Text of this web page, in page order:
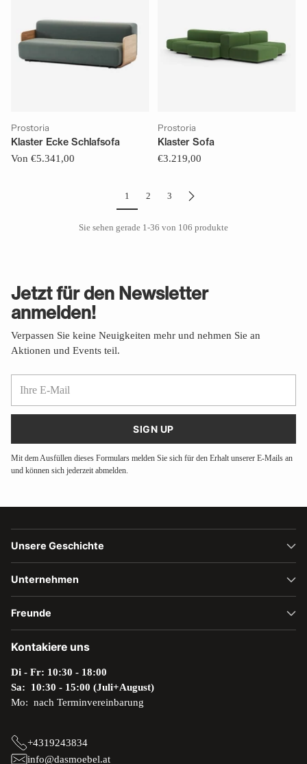
Prostoria
Klaster Ecke Schlafsofa
Von €5.341,00
Prostoria
Klaster Sofa
€3.219,00
1 2 3
Sie sehen gerade 1-36 von 106 produkte
Jetzt für den Newsletter
anmelden!
Verpassen Sie keine Neuigkeiten mehr und nehmen Sie an
Aktionen und Events teil.
SIGN UP
Mit dem Ausfüllen dieses Formulars melden Sie sich für den Erhalt unserer E-Mails an
und können sich jederzeit abmelden.
Unsere Geschichte
Unternehmen
Freunde
Kontakiere uns
Di - Fr: 10:30 - 18:00
Sa: 10:30 - 15:00 (Juli+August)
Mo: nach Terminvereinbarung
+4319243834
info@dasmoebel.at